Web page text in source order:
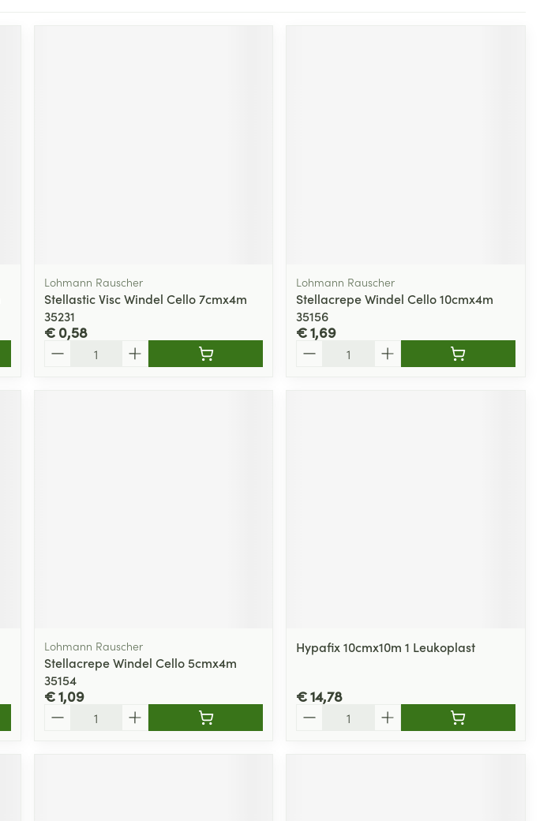
Lohmann Rauscher
Stellastic Visc Windel Cello 7cmx4m
35231
€ 0,58
Lohmann Rauscher
Stellacrepe Windel Cello 10cmx4m
35156
€ 1,69
Lohmann Rauscher
Stellacrepe Windel Cello 5cmx4m
35154
€ 1,09
Hypafix 10cmx10m 1 Leukoplast
€ 14,78